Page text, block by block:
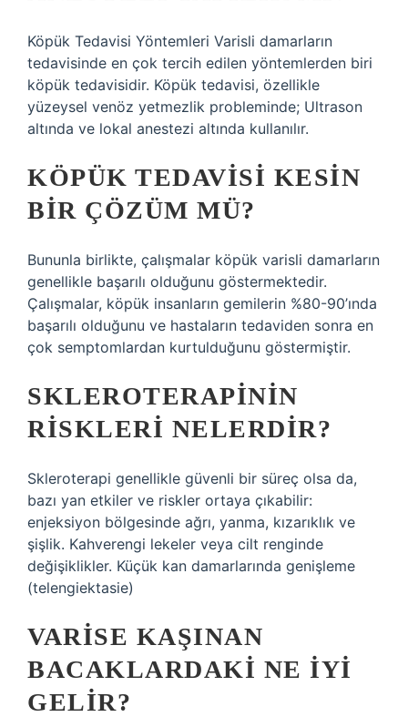
Köpük Tedavisi Yöntemleri Varisli damarların
tedavisinde en çok tercih edilen yöntemlerden biri
köpük tedavisidir. Köpük tedavisi, özellikle
yüzeysel venöz yetmezlik probleminde; Ultrason
altında ve lokal anestezi altında kullanılır.
KÖPÜK TEDAVISI KESIN
BIR ÇÖZÜM MÜ?
Bununla birlikte, çalışmalar köpük varisli damarların
genellikle başarılı olduğunu göstermektedir.
Çalışmalar, köpük insanların gemilerin %80-90’ında
başarılı olduğunu ve hastaların tedaviden sonra en
çok semptomlardan kurtulduğunu göstermiştir.
SKLEROTERAPININ
RISKLERI NELERDIR?
Skleroterapi genellikle güvenli bir süreç olsa da,
bazı yan etkiler ve riskler ortaya çıkabilir:
enjeksiyon bölgesinde ağrı, yanma, kızarıklık ve
şişlik. Kahverengi lekeler veya cilt renginde
değişiklikler. Küçük kan damarlarında genişleme
(telengiektasie)
VARISE KAŞINAN
BACAKLARDAKI NE IYI
GELIR?